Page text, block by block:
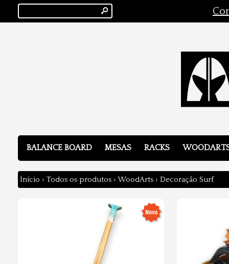
s
BALANCE BOARD MESAS RACKS
Início › Todos os produtos › WoodArts › Decoração Surf